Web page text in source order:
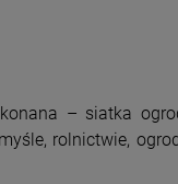
– siatka
rolnictwie,